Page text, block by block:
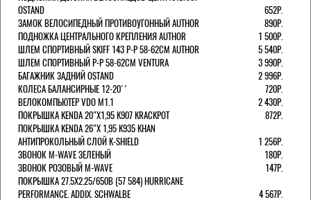
OSTAND
652Р.
ЗАМОК ВЕЛОСИПЕДНЫЙ ПРОТИВОУГОННЫЙ AUTHOR
890Р.
ПОДНОЖКА ЦЕНТРАЛЬНОГО КРЕПЛЕНИЯ AUTHOR
1 500Р.
ШЛЕМ СПОРТИВНЫЙ SKIFF 143 Р-Р 58-62СМ AUTHOR
5 540Р.
ШЛЕМ СПОРТИВНЫЙ Р-Р 58-62СМ VENTURA
3 990Р.
БАГАЖНИК ЗАДНИЙ OSTAND
2 996Р.
КОЛЕСА БАЛАНСИРНЫЕ 12-20''
720Р.
ВЕЛОКОМПЬЮТЕР VDO M1.1
2 430Р.
ПОКРЫШКА KENDA 20"Х1,95 K907 KRACKPOT
872Р.
ПОКРЫШКА KENDA 26"Х 1,95 K935 KHAN
АНТИПРОКОЛЬНЫЙ СЛОЙ K-SHIELD
1 256Р.
ЗВОНОК M-WAVE ЗЕЛЕНЫЙ
180Р.
ЗВОНОК РОЗОВЫЙ M-WAVE
147Р.
ПОКРЫШКА 27.5X2.25/650B (57 584) HURRICANE
PERFORMANCE. ADDIX. SCHWALBE
4 567Р.